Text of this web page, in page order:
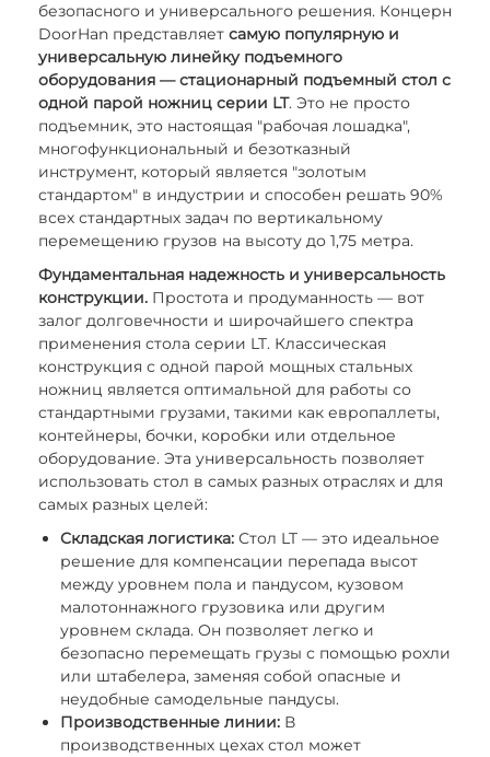
безопасного и универсального решения. Концерн
DoorHan представляет самую популярную и
универсальную линейку подъемного
оборудования — стационарный подъемный стол с
одной парой ножниц серии LT. Это не просто
подъемник, это настоящая "рабочая лошадка",
многофункциональный и безотказный
инструмент, который является "золотым
стандартом" в индустрии и способен решать 90%
всех стандартных задач по вертикальному
перемещению грузов на высоту до 1,75 метра.
Фундаментальная надежность и универсальность
конструкции. Простота и продуманность — вот
залог долговечности и широчайшего спектра
применения стола серии LT. Классическая
конструкция с одной парой мощных стальных
ножниц является оптимальной для работы со
стандартными грузами, такими как европаллеты,
контейнеры, бочки, коробки или отдельное
оборудование. Эта универсальность позволяет
использовать стол в самых разных отраслях и для
самых разных целей:
Складская логистика: Стол LT — это идеальное
решение для компенсации перепада высот
между уровнем пола и пандусом, кузовом
малотоннажного грузовика или другим
уровнем склада. Он позволяет легко и
безопасно перемещать грузы с помощью рохли
или штабелера, заменяя собой опасные и
неудобные самодельные пандусы.
Производственные линии: В
производственных цехах стол может